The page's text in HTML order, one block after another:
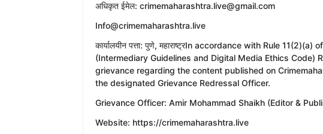
​अधिकृत ईमेल: crimemaharashtra.live@gmail.com
Info@crimemaharashtra.live
​कार्यालयीन पत्ता: पुणे, महाराष्ट्रIn accordance with Rule
(Intermediary Guidelines and Digital Media Ethics Code)
grievance regarding the content published on
the designated Grievance Redressal Officer.
​Grievance Officer: Amir Mohammad Shaikh (Editor &
​Website: https://crimemaharashtra.live